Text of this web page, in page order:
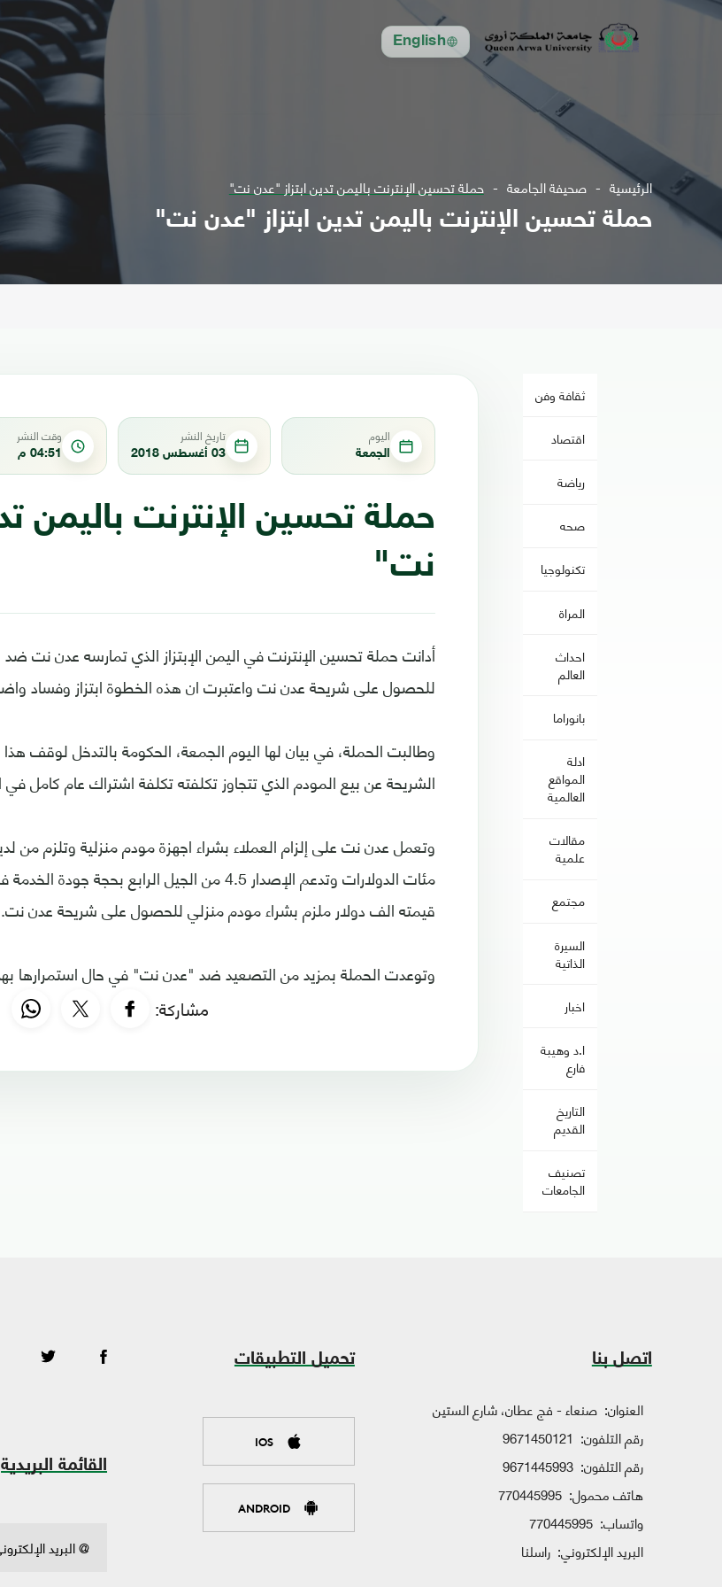
English
الرئيسية صحيفة الجامعة حملة تحسين الإنترنت باليمن تدين ابتزاز "عدن نت"
حملة تحسين الإنترنت باليمن تدين ابتزاز "عدن نت"
ثقافة وفن
اقتصاد
رياضة
صحه
تكنولوجيا
المراة
احداث
العالم
بانوراما
ادلة
المواقع
العالمية
مقالات
علمية
مجتمع
السيرة
الذاتية
اخبار
ا.د وهيبة
فارع
التاريخ
القديم
تصنيف
الجامعات
اليوم
الجمعة
تاريخ النشر
03 أغسطس 2018
وقت النشر
04:51 م
حملة تحسين الإنترنت باليمن
نت"
أدانت حملة تحسين الإنترنت في اليمن الإبتزاز الذي تمارسه عدن نت ضد
للحصول على شريحة عدن نت واعتبرت ان هذه الخطوة ابتزاز وفساد
وطالبت الحملة، في بيان لها اليوم الجمعة، الحكومة بالتدخل لوقف
الشريحة عن بيع المودم الذي تتجاوز تكلفته تكلفة اشتراك عام كامل في
وتعمل عدن نت على إلزام العملاء بشراء اجهزة مودم منزلية وتلزم من
قيمته الف دولار ملزم بشراء مودم منزلي للحصول على شريحة عدن نت.
وتوعدت الحملة بمزيد من التصعيد ضد "عدن نت" في حال استمرارها
مشاركة:
اتصل بنا
العنوان: صنعاء - فج عطان، شارع الستين
رقم التلفون: 9671450121
رقم التلفون: 9671445993
هاتف محمول: 770445995
واتساب: 770445995
البريد الإلكتروني: راسلنا
تحميل التطبيقات
IOS
ANDROID
القائمة البريدية